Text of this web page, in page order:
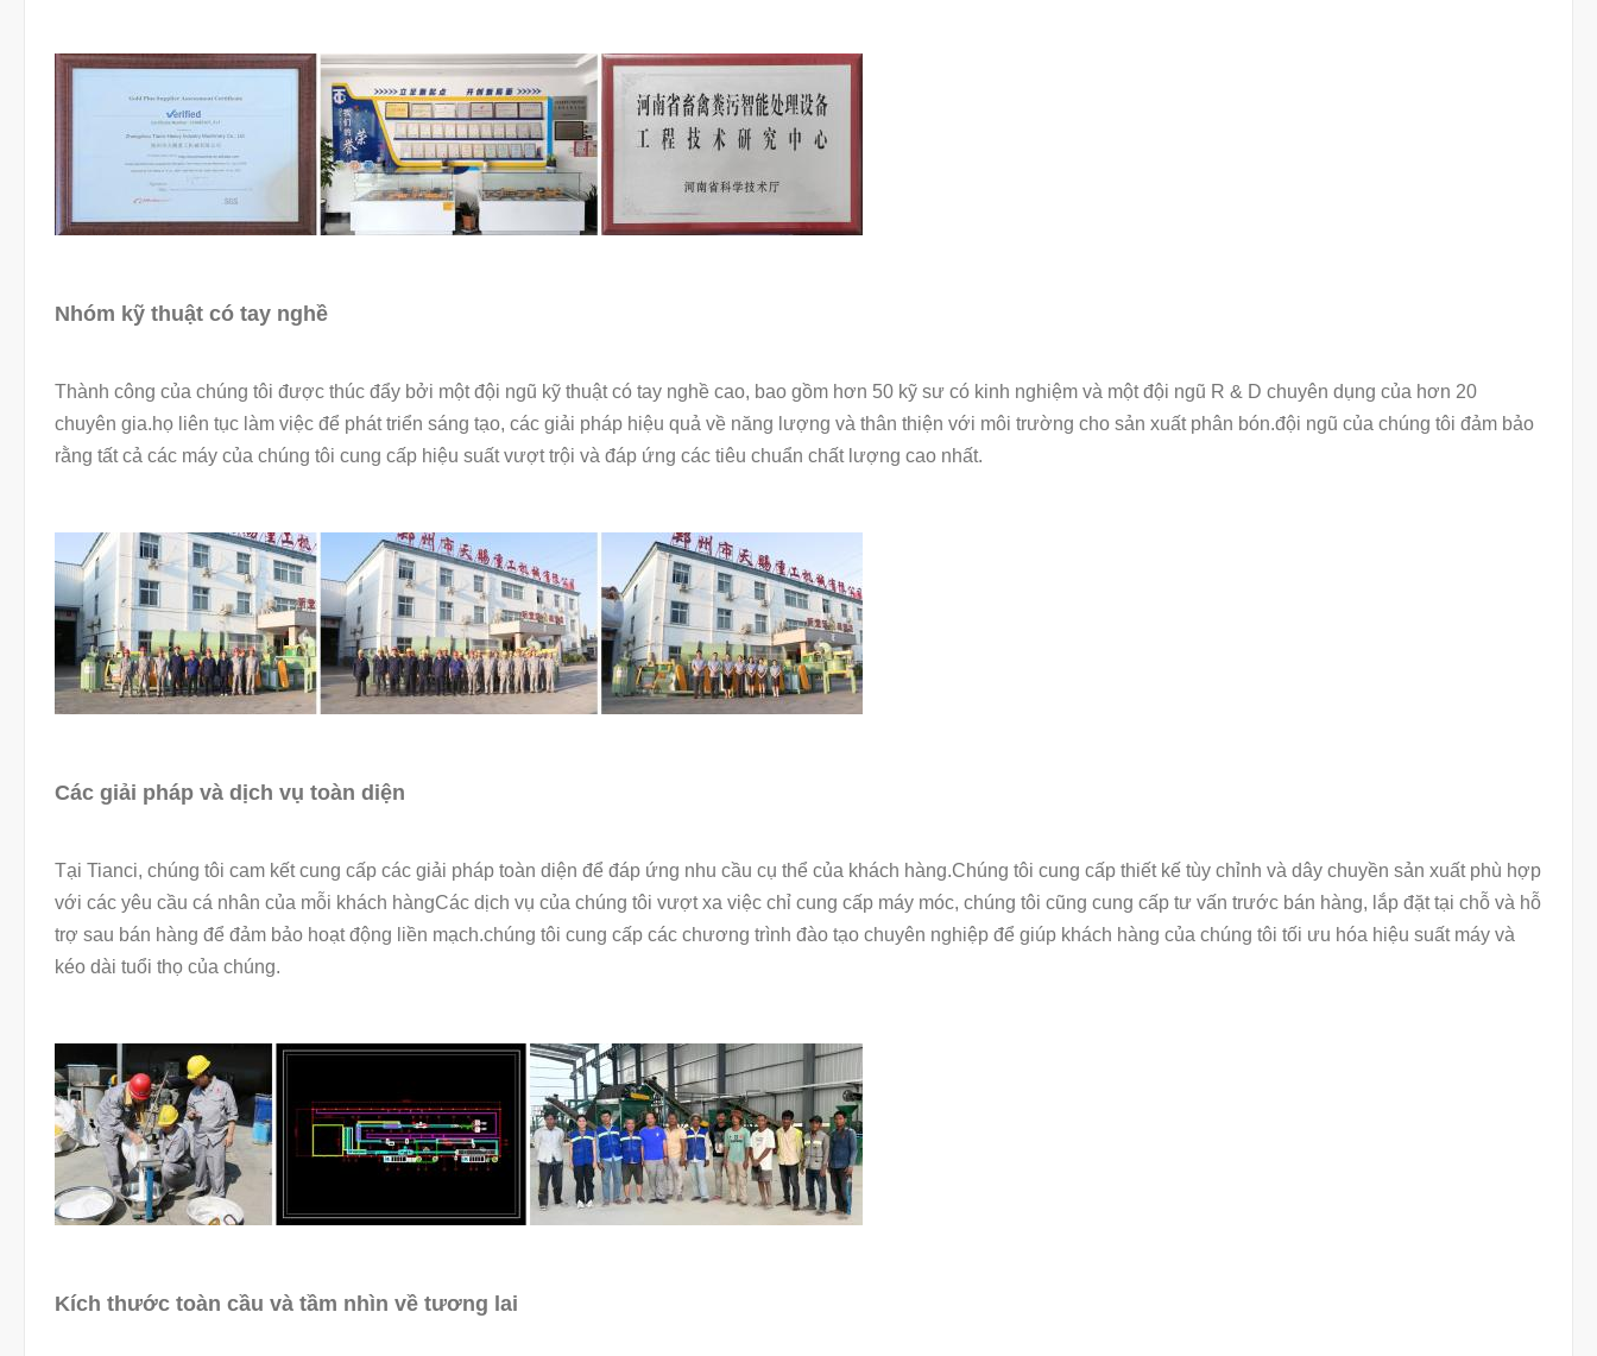
Nhóm kỹ thuật có tay nghề
Thành công của chúng tôi được thúc đẩy bởi một đội ngũ kỹ thuật có tay nghề cao, bao gồm hơn 50 kỹ sư có kinh nghiệm và một đội ngũ R & D chuyên dụng của hơn 20
chuyên gia.họ liên tục làm việc để phát triển sáng tạo, các giải pháp hiệu quả về năng lượng và thân thiện với môi trường cho sản xuất phân bón.đội ngũ của chúng tôi đảm bảo
rằng tất cả các máy của chúng tôi cung cấp hiệu suất vượt trội và đáp ứng các tiêu chuẩn chất lượng cao nhất.
Các giải pháp và dịch vụ toàn diện
Tại Tianci, chúng tôi cam kết cung cấp các giải pháp toàn diện để đáp ứng nhu cầu cụ thể của khách hàng.Chúng tôi cung cấp thiết kế tùy chỉnh và dây chuyền sản xuất phù hợp
với các yêu cầu cá nhân của mỗi khách hàngCác dịch vụ của chúng tôi vượt xa việc chỉ cung cấp máy móc, chúng tôi cũng cung cấp tư vấn trước bán hàng, lắp đặt tại chỗ và hỗ
trợ sau bán hàng để đảm bảo hoạt động liền mạch.chúng tôi cung cấp các chương trình đào tạo chuyên nghiệp để giúp khách hàng của chúng tôi tối ưu hóa hiệu suất máy và
kéo dài tuổi thọ của chúng.
Kích thước toàn cầu và tầm nhìn về tương lai